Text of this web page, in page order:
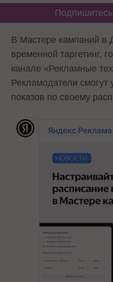
В Мастере кампаний в
временной таргетинг,
канале «Рекламные
Рекламодатели смогут
показов по своему